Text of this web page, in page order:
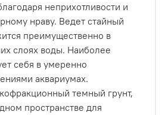
неприхотливости и
нраву. Ведет стайный
преимущественно в
слоях воды. Наиболее
себя в умеренно
аквариумах.
темный грунт,
пространстве для